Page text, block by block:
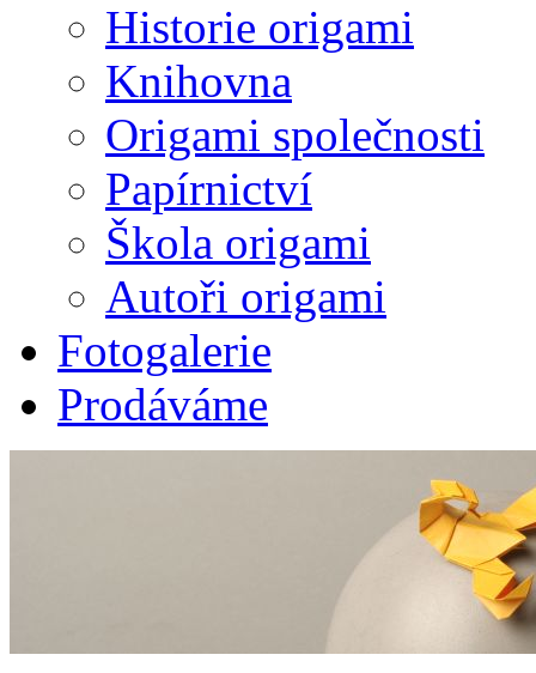
Historie origami
Knihovna
Origami společnosti
Papírnictví
Škola origami
Autoři origami
Fotogalerie
Prodáváme